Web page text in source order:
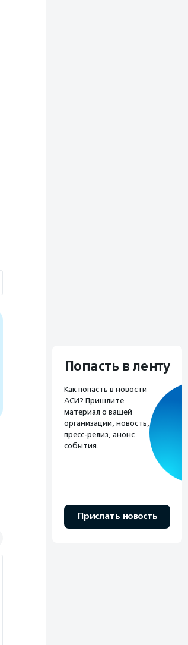
Попасть в ленту
Как попасть в новости
АСИ? Пришлите
материал о вашей
организации, новость,
пресс-релиз, анонс
события.
Прислать новость